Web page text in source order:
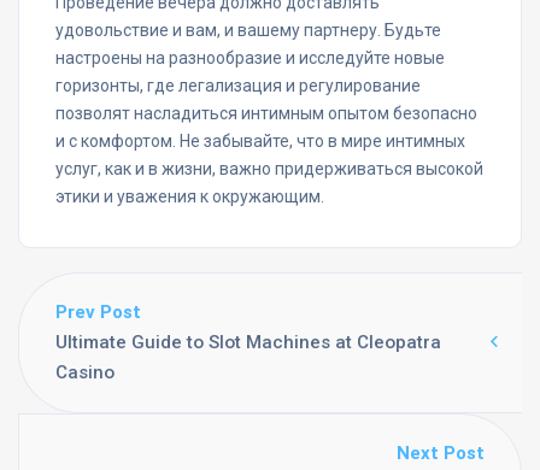
удовольствие и вам, и вашему партнеру. Будьте
настроены на разнообразие и исследуйте новые
горизонты, где легализация и регулирование
позволят насладиться интимным опытом безопасно
и с комфортом. Не забывайте, что в мире интимных
услуг, как и в жизни, важно придерживаться высокой
этики и уважения к окружающим.
Prev Post
Ultimate Guide to Slot Machines at Cleopatra
Casino
Next Post